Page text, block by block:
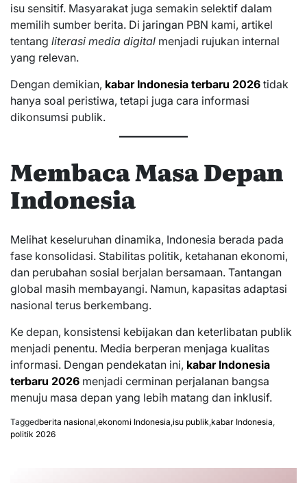
isu sensitif. Masyarakat juga semakin selektif dalam
memilih sumber berita. Di jaringan PBN kami, artikel
tentang literasi media digital menjadi rujukan internal
yang relevan.
Dengan demikian, kabar Indonesia terbaru 2026 tidak
hanya soal peristiwa, tetapi juga cara informasi
dikonsumsi publik.
Membaca Masa Depan
Indonesia
Melihat keseluruhan dinamika, Indonesia berada pada
fase konsolidasi. Stabilitas politik, ketahanan ekonomi,
dan perubahan sosial berjalan bersamaan. Tantangan
global masih membayangi. Namun, kapasitas adaptasi
nasional terus berkembang.
Ke depan, konsistensi kebijakan dan keterlibatan publik
menjadi penentu. Media berperan menjaga kualitas
informasi. Dengan pendekatan ini, kabar Indonesia
terbaru 2026 menjadi cerminan perjalanan bangsa
menuju masa depan yang lebih matang dan inklusif.
Taggedberita nasional ekonomi Indonesia isu publik kabar Indonesia
politik 2026